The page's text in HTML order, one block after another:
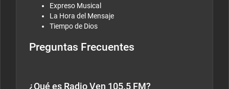
Expreso Musical
La Hora del Mensaje
Tiempo de Dios
Preguntas Frecuentes
¿Qué es Radio Ven 105.5 FM?